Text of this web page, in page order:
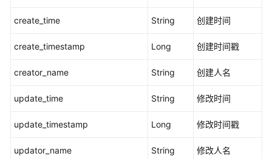
-
询
试
告
览
create_time String 创建时间
create_timestamp Long 创建时间戳
creator_name String 创建人名
update_time String 修改时间
update_timestamp Long 修改时间戳
updator_name String 修改人名